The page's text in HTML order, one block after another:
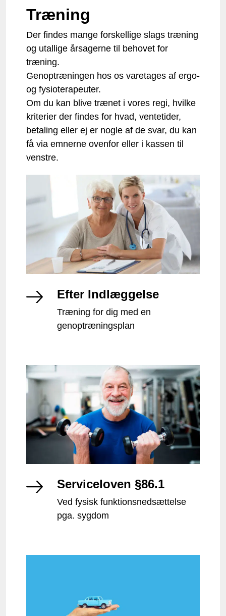
Træning
Der findes mange forskellige slags træning
og utallige årsagerne til behovet for
træning.
Genoptræningen hos os varetages af ergo-
og fysioterapeuter.
Om du kan blive trænet i vores regi, hvilke
kriterier der findes for hvad, ventetider,
betaling eller ej er nogle af de svar, du kan
få via emnerne ovenfor eller i kassen til
venstre.
Efter Indlæggelse
Træning for dig med en
genoptræningsplan
Serviceloven §86.1
Ved fysisk funktionsnedsættelse
pga. sygdom